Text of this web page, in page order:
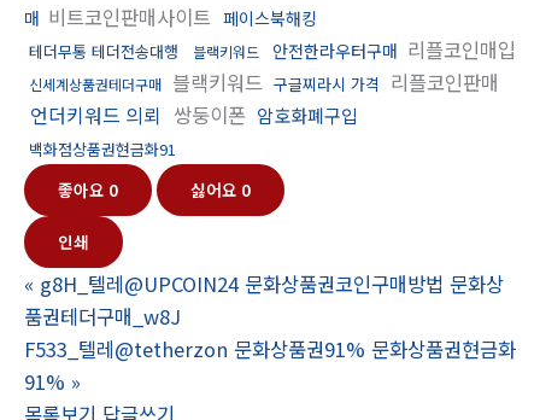
매 비트코인판매사이트 페이스북해킹
테더무통 테더전송대행 블랙키워드 안전한라우터구매 리플코인매입
신세계상품권테더구매 블랙키워드 구글찌라시 가격
리플코인판매
언더키워드 의뢰 쌍둥이폰 암호화폐구입
백화점상품권현금화91
좋아요 0 싫어요 0
인쇄
« g8H_텔레@UPCOIN24 문화상품권코인구매방법 문화상
품권테더구매_w8J
F533_텔레@tetherzon 문화상품권91% 문화상품권현금화
91% »
목록보기 답글쓰기